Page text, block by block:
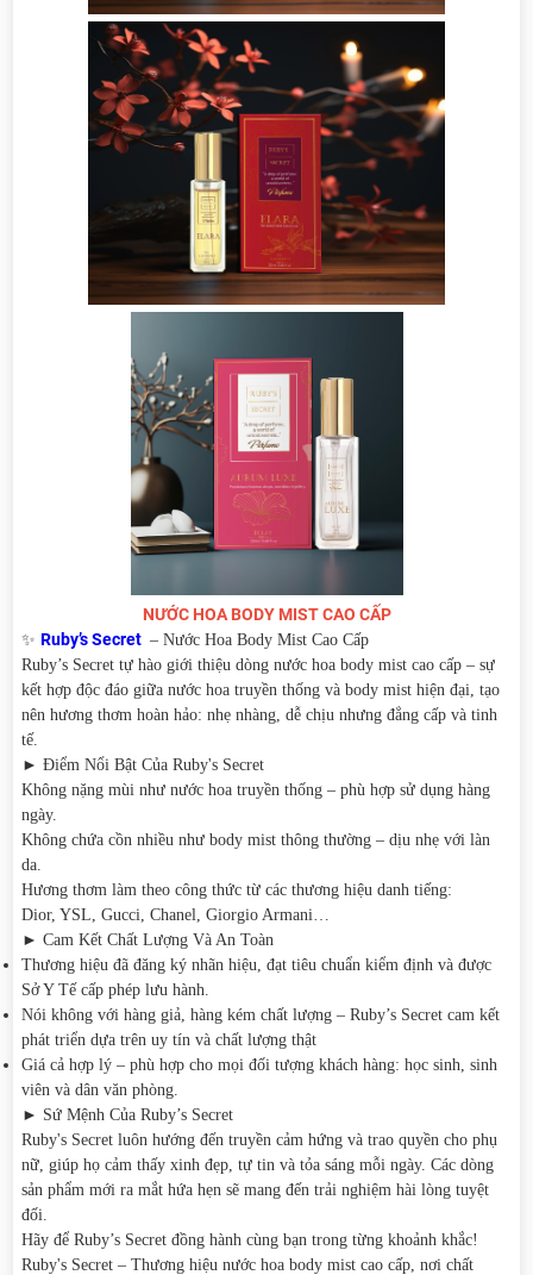
NƯỚC HOA BODY MIST CAO CẤP
✨Ruby’s Secret – Nước Hoa Body Mist Cao Cấp
Ruby’s Secret tự hào giới thiệu dòng nước hoa body mist cao cấp – sự
kết hợp độc đáo giữa nước hoa truyền thống và body mist hiện đại, tạo
nên hương thơm hoàn hảo: nhẹ nhàng, dễ chịu nhưng đẳng cấp và tinh
tế.
► Điểm Nổi Bật Của Ruby's Secret
Không nặng mùi như nước hoa truyền thống – phù hợp sử dụng hàng
ngày.
Không chứa cồn nhiều như body mist thông thường – dịu nhẹ với làn
da.
Hương thơm làm theo công thức từ các thương hiệu danh tiếng:
Dior, YSL, Gucci, Chanel, Giorgio Armani…
► Cam Kết Chất Lượng Và An Toàn
Thương hiệu đã đăng ký nhãn hiệu, đạt tiêu chuẩn kiểm định và được
Sở Y Tế cấp phép lưu hành.
Nói không với hàng giả, hàng kém chất lượng – Ruby’s Secret cam kết
phát triển dựa trên uy tín và chất lượng thật
Giá cả hợp lý – phù hợp cho mọi đối tượng khách hàng: học sinh, sinh
viên và dân văn phòng.
► Sứ Mệnh Của Ruby’s Secret
Ruby's Secret luôn hướng đến truyền cảm hứng và trao quyền cho phụ
nữ, giúp họ cảm thấy xinh đẹp, tự tin và tỏa sáng mỗi ngày. Các dòng
sản phẩm mới ra mắt hứa hẹn sẽ mang đến trải nghiệm hài lòng tuyệt
đối.
Hãy để Ruby’s Secret đồng hành cùng bạn trong từng khoảnh khắc!
Ruby's Secret – Thương hiệu nước hoa body mist cao cấp, nơi chất